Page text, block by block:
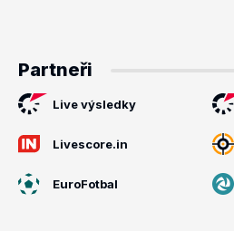
Partneři
Live výsledky
Livescore.in
EuroFotbal